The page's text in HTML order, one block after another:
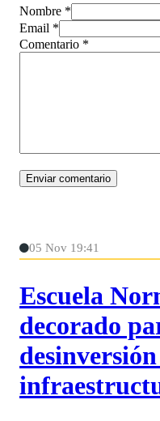
Nombre *
Email *
Comentario *
05 Nov 19:41
Escuela
decorado